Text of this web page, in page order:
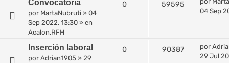
Convocatoria
por MartaNubruti » 04
Sep 2022, 13:30 » en
Acalon.RFH
0 59595
04 Sep
Inserción laboral
por Adrian1905 » 29
0 90387 por
29 Jul